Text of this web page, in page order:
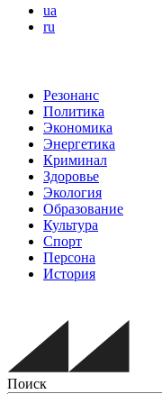
ua
ru
Резонанс
Политика
Экономика
Энергетика
Криминал
Здоровье
Экология
Образование
Культура
Спорт
Персона
История
Поиск